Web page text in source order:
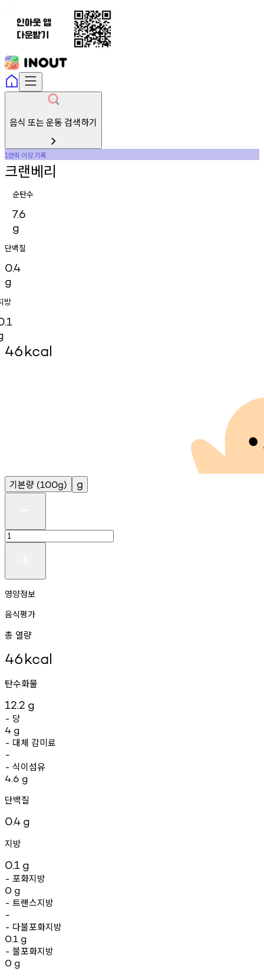
음식 또는 운동 검색하기
1만회 이상기록
크랜베리
순탄수
7.6
g
단백질
0.4
g
방
46kcal
기본량 (100g) g
영양정보
음식평가
총 열량
46kcal
탄수화물
12.2 g
- 당
4 g
- 대체 감미료
-
- 식이섬유
4.6 g
단백질
0.4 g
지방
0.1 g
- 포화지방
0 g
- 트랜스지방
-
- 다불포화지방
0.1 g
- 불포화지방
0 g